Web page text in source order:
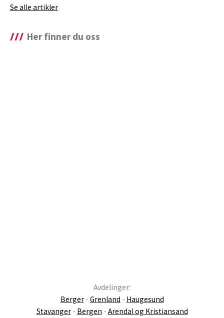
Se alle artikler
Her finner du oss
Avdelinger:
Berger- Grenland - Haugesund
Stavanger- Bergen - Arendal og Kristiansand